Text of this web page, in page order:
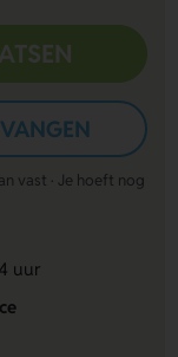
vast · Je hoeft nog
uur